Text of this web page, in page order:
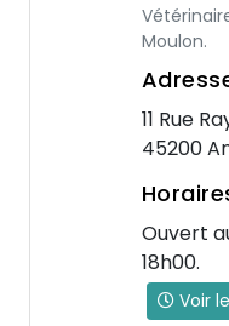
Moulon.
11 Rue
45200
Ouvert
18h00.
Voir